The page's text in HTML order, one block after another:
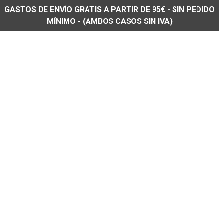
GASTOS DE ENVÍO GRATIS A PARTIR DE 95€ - SIN PEDIDO
MÍNIMO - (AMBOS CASOS SIN IVA)